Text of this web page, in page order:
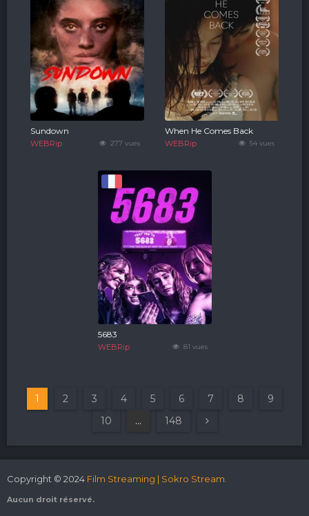
277 vues
Sundown
WEBRip 54 vues
When He Comes Back
WEBRip
81 vues
5683
WEBRip
1 2 3 4 5 6 7 8
9
10
... 148
Copyright © 2024 Film Streaming | Sokro Stream.
Aucun droit réservé.